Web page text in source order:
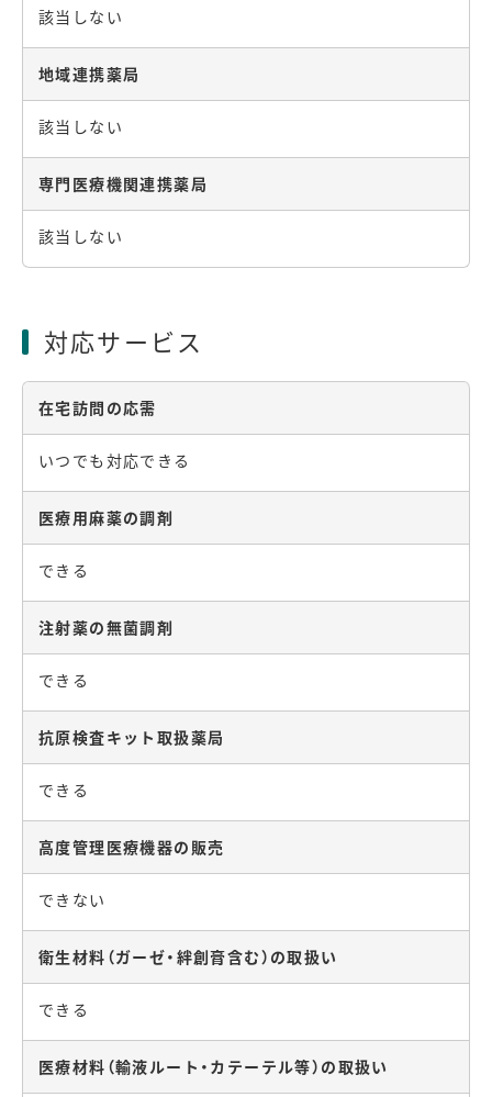
該当しない
地域連携薬局
該当しない
専門医療機関連携薬局
該当しない
対応サービス
在宅訪問の応需
いつでも対応できる
医療用麻薬の調剤
できる
注射薬の無菌調剤
できる
抗原検査キット取扱薬局
できる
高度管理医療機器の販売
できない
衛生材料（ガーゼ・絆創膏含む）の取扱い
できる
医療材料（輸液ルート・カテーテル等）の取扱い